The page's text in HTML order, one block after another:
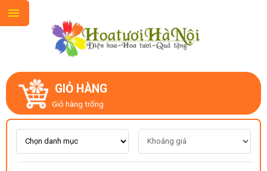
GIỎ HÀNG
Giỏ hàng trống.
GIỚI THIỆU
LIÊN HỆ